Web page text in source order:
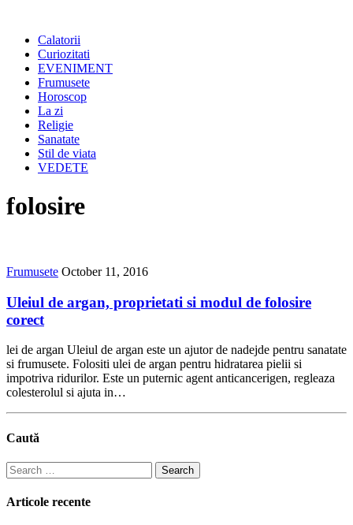
Calatorii
Curiozitati
EVENIMENT
Frumusete
Horoscop
La zi
Religie
Sanatate
Stil de viata
VEDETE
folosire
Frumusete October 11, 2016
Uleiul de argan, proprietati si modul de folosire
corect
lei de argan Uleiul de argan este un ajutor de nadejde pentru sanatate
si frumusete. Folositi ulei de argan pentru hidratarea pielii si
impotriva ridurilor. Este un puternic agent anticancerigen, regleaza
colesterolul si ajuta in…
Caută
Search
for:
Articole recente